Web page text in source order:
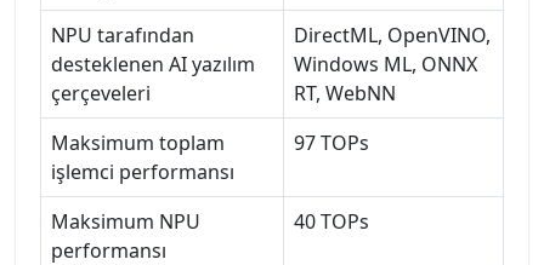
NPU tarafından
desteklenen AI yazılım
çerçeveleri
DirectML, OpenVINO,
Windows ML, ONNX
RT, WebNN
Maksimum toplam
işlemci performansı
97 TOPs
Maksimum NPU
performansı
40 TOPs